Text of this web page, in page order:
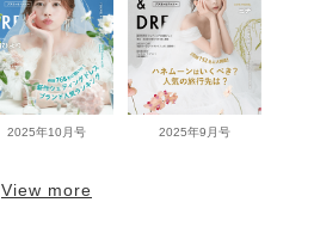
2025年10月号 2025年9月号
View more